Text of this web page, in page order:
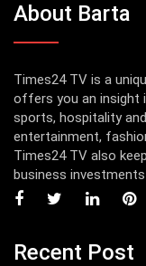
About Barta
Times24 TV is a
offers you an insight
sports, hospitality
entertainment,
Times24 TV also
business
Recent Post